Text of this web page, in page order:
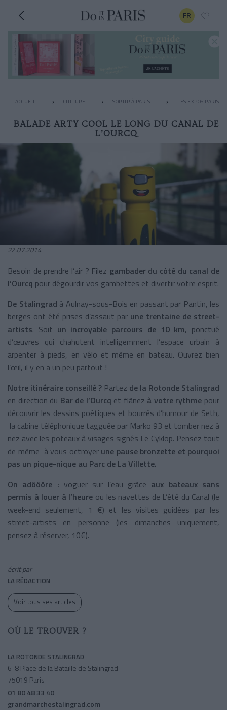
FR
ACCUEIL CULTURE SORTIR À PARIS LES EXPOS
BALADE ARTY COOL LE LONG DU CANAL DE
L’OURCQ
22.07.2014
Besoin de prendre l’air ? Filez gambader du côté du canal de
l’Ourcq pour dégourdir vos gambettes et divertir votre esprit.
De Stalingrad à Aulnay-sous-Bois en passant par Pantin, les
berges ont été prises d’assaut par une trentaine de street-
artists. Soit un incroyable parcours de 10 km, ponctué
d’œuvres qui chahutent intelligemment l’espace urbain à
arpenter à pieds, en vélo et même en bateau. Ouvrez bien
l’œil, il y en a un peu partout !
Notre itinéraire conseillé ? Partez de la Rotonde Stalingrad
en direction du Bar de l’Ourcq et flânez à votre rythme pour
découvrir les dessins poétiques et bourrés d’humour de Seth,
la cabine téléphonique tagguée par Marko 93 et tomber nez à
nez avec les poteaux à visages signés Le Cyklop. Pensez tout
de même à vous octroyer une pause bronzette et pourquoi
pas un pique-nique au Parc de La Villette.
On adôôôre : voguer sur l’eau grâce aux bateaux sans
permis à louer à l’heure ou les navettes de L’été du Canal (le
week-end seulement, 1 €) et les visites guidées par les
street-artists en personne (les dimanches uniquement,
pensez à réserver, 10€).
écrit par
LA RÉDACTION
Voir tous ses articles
OÙ LE TROUVER ?
LA ROTONDE STALINGRAD
6-8 Place de la Bataille de Stalingrad
75019 Paris
01 80 48 33 40
grandmarchestalingrad.com